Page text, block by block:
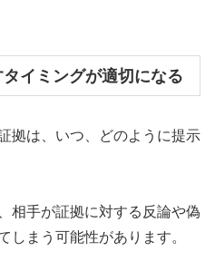
イミングが適切になる
拠は、いつ、どのように提示
相手が証拠に対する反論や偽
しまう可能性があります。